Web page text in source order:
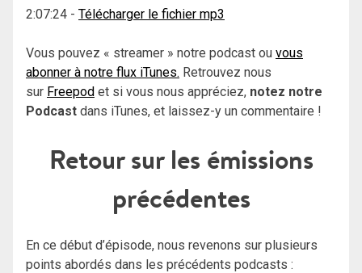
2:07:24 - Télécharger le fichier mp3
Vous pouvez « streamer » notre podcast ou vous
abonner à notre flux iTunes. Retrouvez nous
sur Freepod et si vous nous appréciez, notez notre
Podcast dans iTunes, et laissez-y un commentaire !
Retour sur les émissions
précédentes
En ce début d’épisode, nous revenons sur plusieurs
points abordés dans les précédents podcasts :